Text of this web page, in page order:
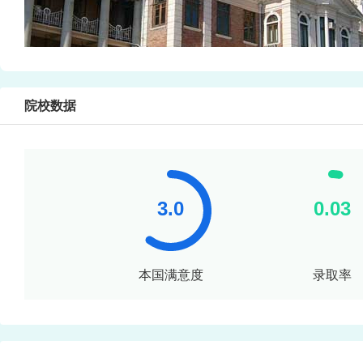
院校数据
本国满意度 录取率